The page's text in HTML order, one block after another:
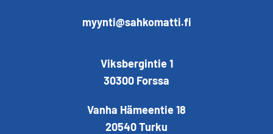
myynti@sahkomatti.fi
Viksbergintie 1
30300 Forssa
Vanha Hämeentie 18
20540 Turku